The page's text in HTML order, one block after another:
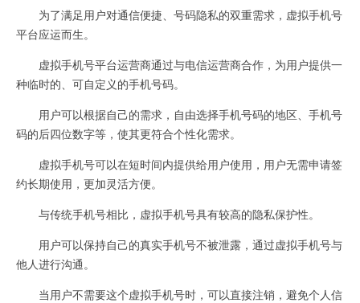
为了满足用户对通信便捷、号码隐私的双重需求，虚拟手机号
平台应运而生。
虚拟手机号平台运营商通过与电信运营商合作，为用户提供一
种临时的、可自定义的手机号码。
用户可以根据自己的需求，自由选择手机号码的地区、手机号
码的后四位数字等，使其更符合个性化需求。
虚拟手机号可以在短时间内提供给用户使用，用户无需申请签
约长期使用，更加灵活方便。
与传统手机号相比，虚拟手机号具有较高的隐私保护性。
用户可以保持自己的真实手机号不被泄露，通过虚拟手机号与
他人进行沟通。
当用户不需要这个虚拟手机号时，可以直接注销，避免个人信